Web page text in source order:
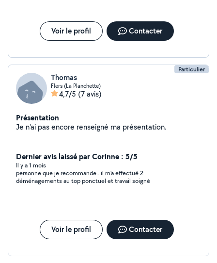
Voir le profil Contacter
Particulier
Thomas
Flers (La Planchette)
4,7/5 (7 avis)
Présentation
Je n'ai pas encore renseigné ma présentation.
Dernier avis laissé par Corinne : 5/5
Il y a 1 mois
personne que je recommande.. il m'a effectué 2
déménagements au top ponctuel et travail soigné
Voir le profil Contacter